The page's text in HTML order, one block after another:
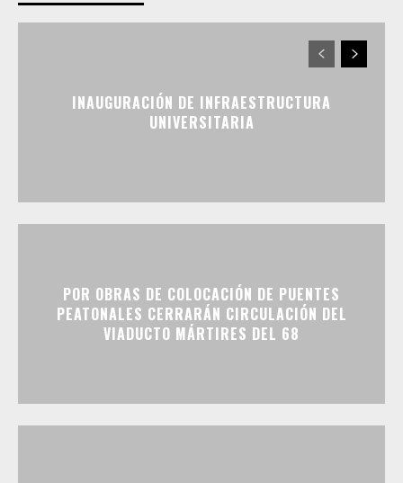
INAUGURACIÓN DE INFRAESTRUCTURA
UNIVERSITARIA
POR OBRAS DE COLOCACIÓN DE PUENTES
PEATONALES CERRARÁN CIRCULACIÓN DEL
VIADUCTO MÁRTIRES DEL 68